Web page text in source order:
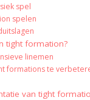
spel
spelen
tight formation?
linemen
formations te
van tight